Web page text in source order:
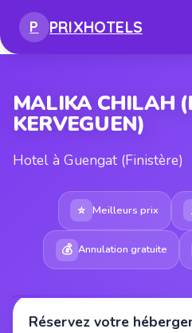
P PRIXHOTELS
MALIKA CHILAH
KERVEGUEN)
Hotel à Guengat (Finistère)
⭐ Meilleurs prix
💰 Annulation gratuite
Réservez votre